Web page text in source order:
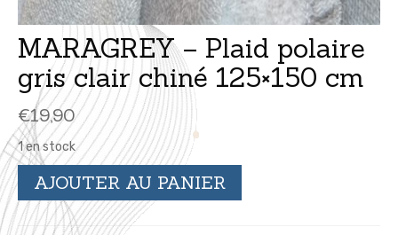
MARAGREY – Plaid polaire
gris clair chiné 125×150 cm
€19,90
1 en stock
quantité
MARAGREY
-
AJOUTER AU PANIER